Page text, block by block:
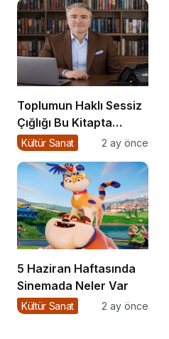
Toplumun Haklı Sessiz
Çığlığı Bu Kitapta
Toplandı
Kültür Sanat 2 ay önce
5 Haziran Haftasında
Sinemada Neler Var
Kültür Sanat 2 ay önce